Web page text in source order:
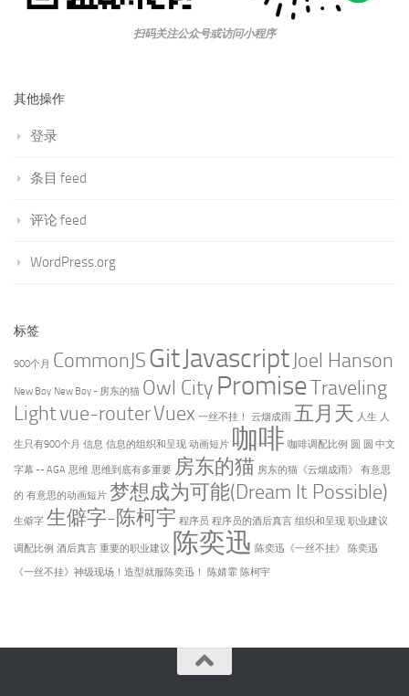
扫码关注公众号或访问小程序
其他操作
登录
条目 feed
评论 feed
WordPress.org
标签
900个月 CommonJSGitJavascript Joel Hanson
New Boy New Boy - 房东的猫 Owl City PromiseTraveling
Lightvue-routerVuex 一丝不挂！ 云烟成雨 五月天 人生 人
生只有900个月 信息 信息的组织和呈现 动画短片 咖啡 咖啡调配比例 圆 圆 中文
字幕 -- AGA 思维 思维到底有多重要 房东的猫 房东的猫《云烟成雨》 有意思
的 有意思的动画短片 梦想成为可能(Dream It Possible)
生僻字 生僻字-陈柯宇 程序员 程序员的酒后真言 组织和呈现 职业建议
调配比例 酒后真言 重要的职业建议 陈奕迅 陈奕迅《一丝不挂》
陈奕迅
《一丝不挂》神级现场！造型就服陈奕迅！
陈婧霏 陈柯宇